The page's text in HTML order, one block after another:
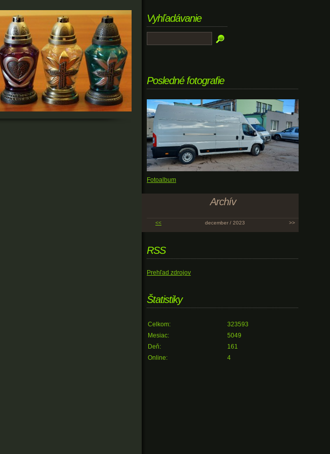
Vyhľadávanie
Posledné fotografie
Fotoalbum
Archív
<< december / 2023 >>
RSS
Prehľad zdrojov
Štatistiky
Online: 4
Celkom:
323593
Mesiac:
5049
Deň:
161